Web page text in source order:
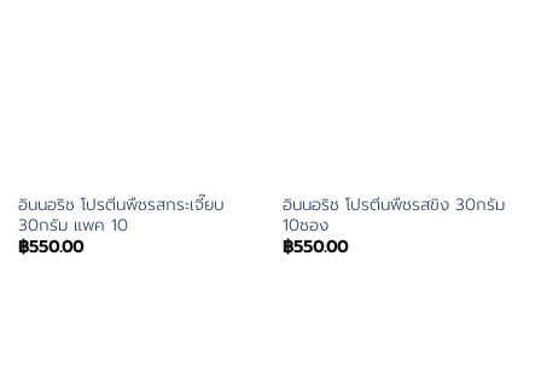
อินนอริช โปรตีนพืชรสกระเจี๊ยบ
30กรัม แพค 10
฿550.00
อินนอริช โปรตีนพืชรสขิง 30กรัม
10ซอง
฿550.00